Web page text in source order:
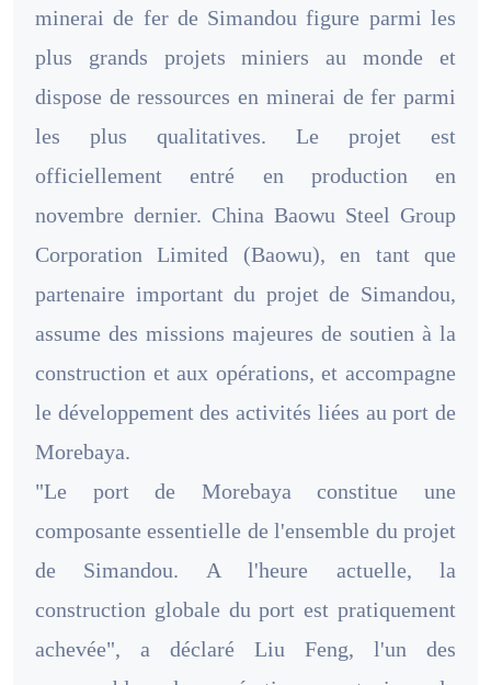
minerai de fer de Simandou figure parmi les
plus grands projets miniers au monde et
dispose de ressources en minerai de fer parmi
les plus qualitatives. Le projet est
officiellement entré en production en
novembre dernier. China Baowu Steel Group
Corporation Limited (Baowu), en tant que
partenaire important du projet de Simandou,
assume des missions majeures de soutien à la
construction et aux opérations, et accompagne
le développement des activités liées au port de
Morebaya.
"Le port de Morebaya constitue une
composante essentielle de l'ensemble du projet
de Simandou. A l'heure actuelle, la
construction globale du port est pratiquement
achevée", a déclaré Liu Feng, l'un des